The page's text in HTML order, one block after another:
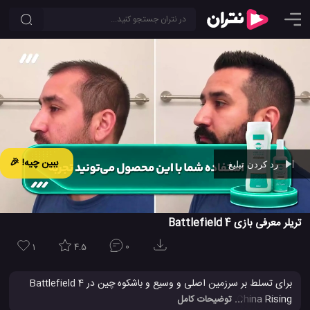
ببین چیه! 🎉 رد کردن تبلیغ
Ad -00:43
تریلر معرفی بازی Battlefield 4
1 4.5 0
برای تسلط بر سرزمین اصلی و وسیع و باشکوه چین در Battlefield 4
China Rising ، که شامل چهار نقشه جدید گسترده ، وسایل نقلیه کاملاً
... توضیحات کامل